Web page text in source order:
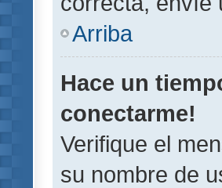
Arriba
Hace un
conectarme!
Verifique el
su nombre de